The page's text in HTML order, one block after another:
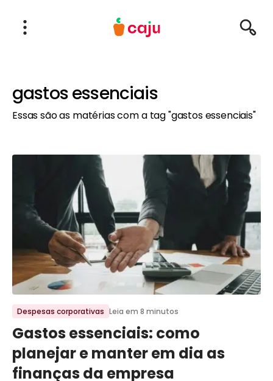
Menu Principal
Abrir Menu
gastos essenciais
Essas são as matérias com a tag "gastos essenciais"
Despesas corporativas Leia em 8 minutos
Gastos essenciais: como
planejar e manter em dia as
finanças da empresa